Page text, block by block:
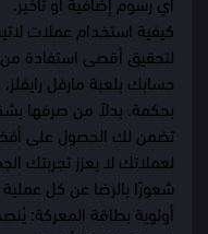
كيفية استخدام عملات
لتحقيق أقصى استفادة
حسابك بلعبة مارفل
بحكمة. بدلاً من صرفها
تضمن لك الحصول على
لعملاتك لا يعزز تجربتك
شعورًا بالرضا عن كل عملية
أولوية بطاقة المعركة: